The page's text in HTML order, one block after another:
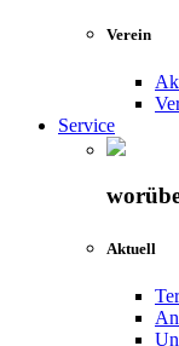
Verein
Service
Aktuell